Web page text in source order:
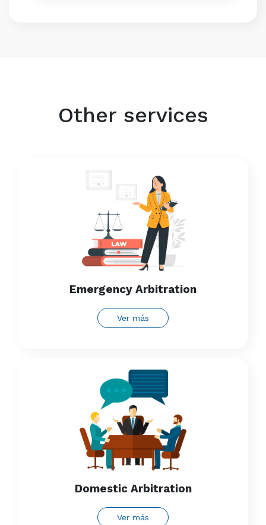
Other services
Emergency Arbitration
Ver más
Domestic Arbitration
Ver más